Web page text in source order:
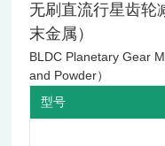
无刷直流行星齿轮
末金属）
BLDC Planetary Gear
and Powder）
型号